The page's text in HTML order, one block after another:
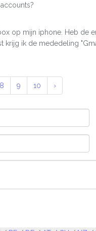
op mijn iphone. Heb
krijg ik de mededeling
8 9 10 ›